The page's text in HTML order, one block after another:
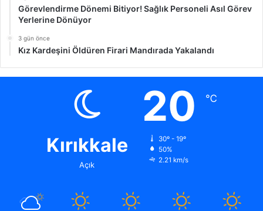
Görevlendirme Dönemi Bitiyor! Sağlık Personeli Asıl Görev
Yerlerine Dönüyor
3 gün önce
Kız Kardeşini Öldüren Firari Mandırada Yakalandı
Kırıkkale
Açık
20 ℃
30º - 19º
50%
2.21 km/s